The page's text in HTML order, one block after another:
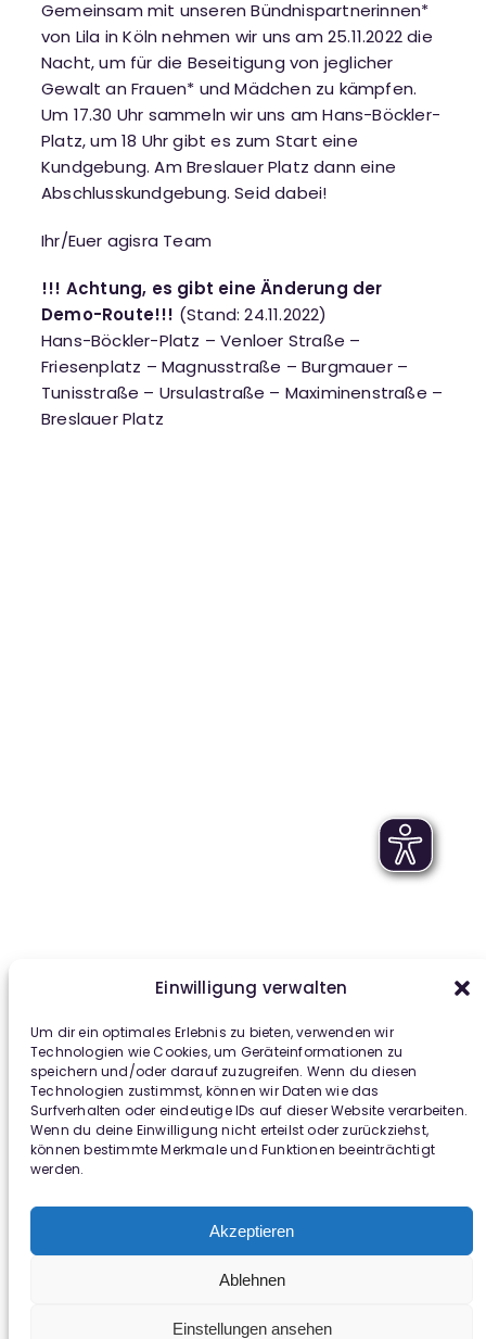
Einwilligung verwalten
Um dir ein optimales Erlebnis zu bieten, verwenden wir
Technologien wie Cookies, um Geräteinformationen zu
speichern und/oder darauf zuzugreifen. Wenn du diesen
Technologien zustimmst, können wir Daten wie das
Surfverhalten oder eindeutige IDs auf dieser Website verarbeiten.
Wenn du deine Einwilligung nicht erteilst oder zurückziehst,
können bestimmte Merkmale und Funktionen beeinträchtigt
werden.
Akzeptieren
Ablehnen
Einstellungen ansehen
Gemeinsam mit unseren Bündnispartnerinnen*
von Lila in Köln nehmen wir uns am 25.11.2022 die
Nacht, um für die Beseitigung von jeglicher
Gewalt an Frauen* und Mädchen zu kämpfen.
Um 17.30 Uhr sammeln wir uns am Hans-Böckler-
Platz, um 18 Uhr gibt es zum Start eine
Kundgebung. Am Breslauer Platz dann eine
Abschlusskundgebung. Seid dabei!
Ihr/Euer agisra Team
!!! Achtung, es gibt eine Änderung der
Demo-Route!!! (Stand: 24.11.2022)
Hans-Böckler-Platz – Venloer Straße –
Friesenplatz – Magnusstraße – Burgmauer –
Tunisstraße – Ursulastraße – Maximinenstraße –
Breslauer Platz